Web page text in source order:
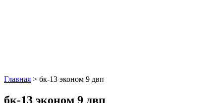
Главная > бк-13 эконом 9 двп
бк-13 эконом 9 двп